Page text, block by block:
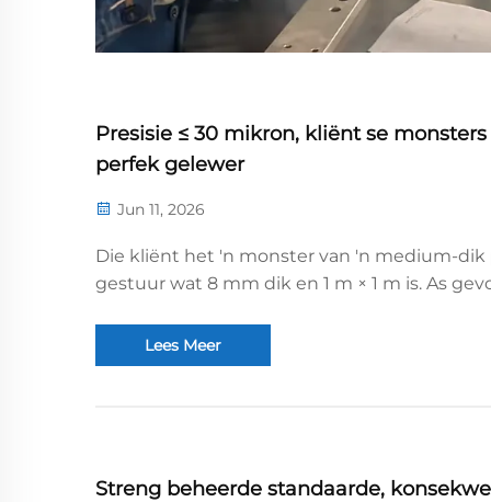
Presisie ≤ 30 mikron, kliënt se monsters
perfek gelewer
Jun 11, 2026
Die kliënt het 'n monster van 'n medium-dik
gestuur wat 8 mm dik en 1 m × 1 m is. As
moeilik om te vlak te maak. Ons het die
Lantian 60-1300 hidrouliese vlakmaakmasjien
Lees Meer
Streng beheerde standaarde,